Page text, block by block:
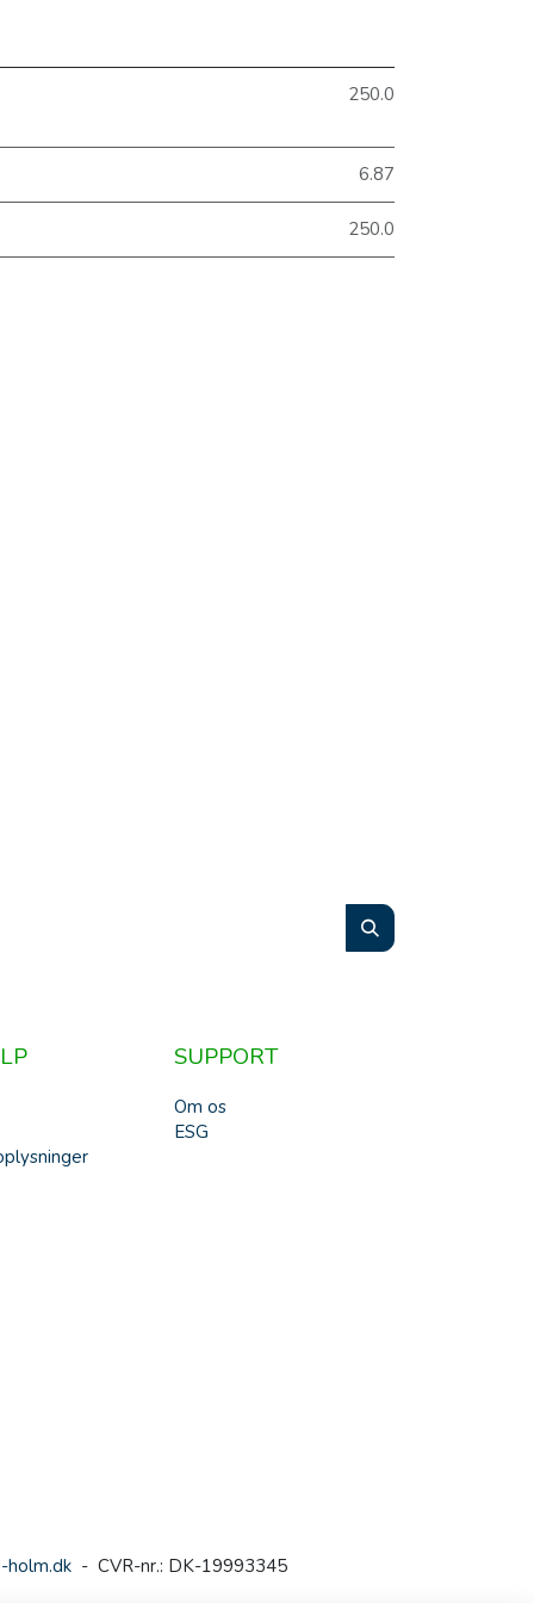
250.0
6.87
250.0
SUPPORT
Om os
ESG
holm.dk- CVR-nr.: DK-19993345